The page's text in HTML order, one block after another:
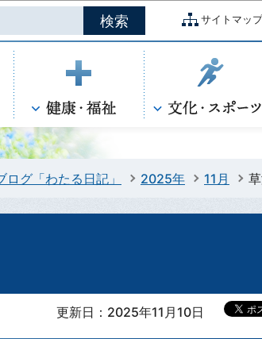
ページの本文へ移動
サイトマップ
ログ「わたる日記」 2025年 11月
更新日：2025年11月10日